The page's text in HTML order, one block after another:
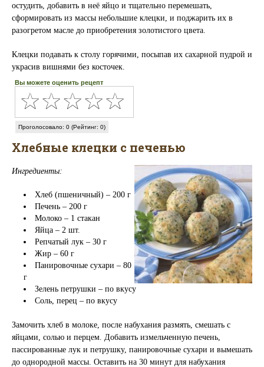
остудить, добавить в неё яйцо и тщательно перемешать,
сформировать из массы небольшие клецки, и поджарить их в
разогретом масле до приобретения золотистого цвета.
Клецки подавать к столу горячими, посыпав их сахарной пудрой и
украсив вишнями без косточек.
Вы можете оценить рецепт
Проголосовало: 0 (Рейтинг: 0)
Хлебные клецки с печенью
Ингредиенты:
Хлеб (пшеничный) – 200 г
Печень – 200 г
Молоко – 1 стакан
Яйца – 2 шт.
Репчатый лук – 30 г
Жир – 60 г
Панировочные сухари – 80
г
Зелень петрушки – по вкусу
Соль, перец – по вкусу
Замочить хлеб в молоке, после набухания размять, смешать с
яйцами, солью и перцем. Добавить измельченную печень,
пассированные лук и петрушку, панировочные сухари и вымешать
до однородной массы. Оставить на 30 минут для набухания